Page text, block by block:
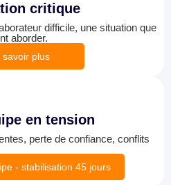
critique
difficile, une situation que
aborder.
savoir plus
en tension
perte de confiance, conflits
- stabilisation 45 jours